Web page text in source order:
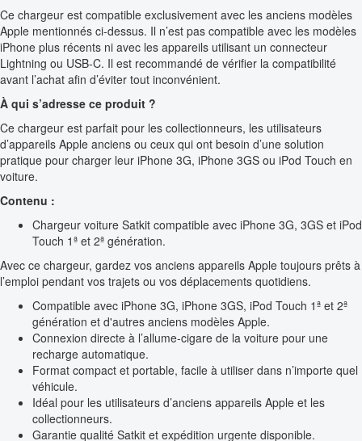
Ce chargeur est compatible exclusivement avec les anciens modèles
Apple mentionnés ci-dessus. Il n’est pas compatible avec les modèles
iPhone plus récents ni avec les appareils utilisant un connecteur
Lightning ou USB-C. Il est recommandé de vérifier la compatibilité
avant l’achat afin d’éviter tout inconvénient.
À qui s’adresse ce produit ?
Ce chargeur est parfait pour les collectionneurs, les utilisateurs
d’appareils Apple anciens ou ceux qui ont besoin d’une solution
pratique pour charger leur iPhone 3G, iPhone 3GS ou iPod Touch en
voiture.
Contenu :
Chargeur voiture Satkit compatible avec iPhone 3G, 3GS et iPod
Touch 1ª et 2ª génération.
Avec ce chargeur, gardez vos anciens appareils Apple toujours prêts à
l’emploi pendant vos trajets ou vos déplacements quotidiens.
Compatible avec iPhone 3G, iPhone 3GS, iPod Touch 1ª et 2ª
génération et d'autres anciens modèles Apple.
Connexion directe à l’allume-cigare de la voiture pour une
recharge automatique.
Format compact et portable, facile à utiliser dans n’importe quel
véhicule.
Idéal pour les utilisateurs d’anciens appareils Apple et les
collectionneurs.
Garantie qualité Satkit et expédition urgente disponible.